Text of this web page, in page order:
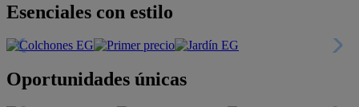
Esenciales con estilo
Oportunidades únicas